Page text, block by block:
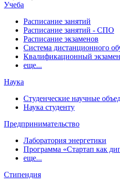
Учеба
Расписание занятий
Расписание занятий - СПО
Расписание экзаменов
Система дистанционного
Квалификационный
еще...
Наука
Студенческие научные
Наука студенту
Предпринимательство
Лаборатория энергетики
Программа «Стартап как
еще...
Стипендия